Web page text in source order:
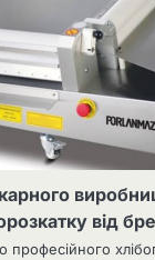
від
професійного